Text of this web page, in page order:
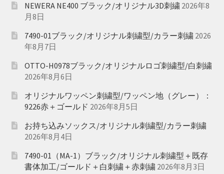
NEWERA NE400 ブラック/オリジナル3D刺繍 2026年8
月8日
7490-01ブラック/オリジナル刺繍型/カラー刺繍 2026
年8月7日
OTTO-H0978ブラック/オリジナルロゴ刺繍型/白刺繍
2026年8月6日
オリジナルワッペン刺繍型/ワッペン地（グレー）：
9226赤＋ゴールド 2026年8月5日
お持ち込みソックス/オリジナル刺繍型/カラー刺繍
2026年8月4日
7490-01（MA-1）ブラック/オリジナル刺繍型＋既存
書体加工/ゴールド＋白刺繍＋赤刺繍 2026年8月3日